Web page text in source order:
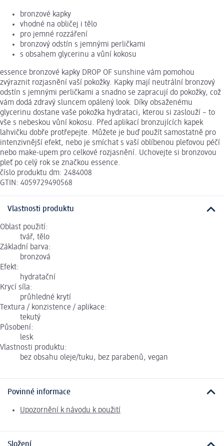
bronzové kapky
vhodné na obličej i tělo
pro jemné rozzáření
bronzový odstín s jemnými perličkami
s obsahem glycerinu a vůní kokosu
essence bronzové kapky DROP OF sunshine vám pomohou
zvýraznit rozjasnění vaší pokožky. Kapky mají neutrální bronzový
odstín s jemnými perličkami a snadno se zapracují do pokožky, což
vám dodá zdravý sluncem opálený look. Díky obsaženému
glycerinu dostane vaše pokožka hydrataci, kterou si zaslouží – to
vše s nebeskou vůní kokosu. Před aplikací bronzujících kapek
lahvičku dobře protřepejte. Můžete je buď použít samostatně pro
intenzivnější efekt, nebo je smíchat s vaší oblíbenou pleťovou péčí
nebo make-upem pro celkové rozjasnění. Uchovejte si bronzovou
pleť po celý rok se značkou essence.
číslo produktu dm: 2484008
GTIN: 4059729490568
Vlastnosti produktu
Oblast použití:
tvář, tělo
Základní barva:
bronzová
Efekt:
hydratační
Krycí síla:
průhledné krytí
Textura / konzistence / aplikace:
tekutý
Působení:
lesk
Vlastnosti produktu:
bez obsahu oleje/tuku, bez parabenů, vegan
Povinné informace
Upozornění k návodu k použití